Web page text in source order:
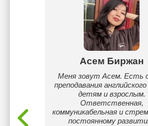
Асем Биржан
Меня зовут Асем. Есть
преподавания
детям и взрослым.
Ответственная,
коммуникабельная и
постоянному